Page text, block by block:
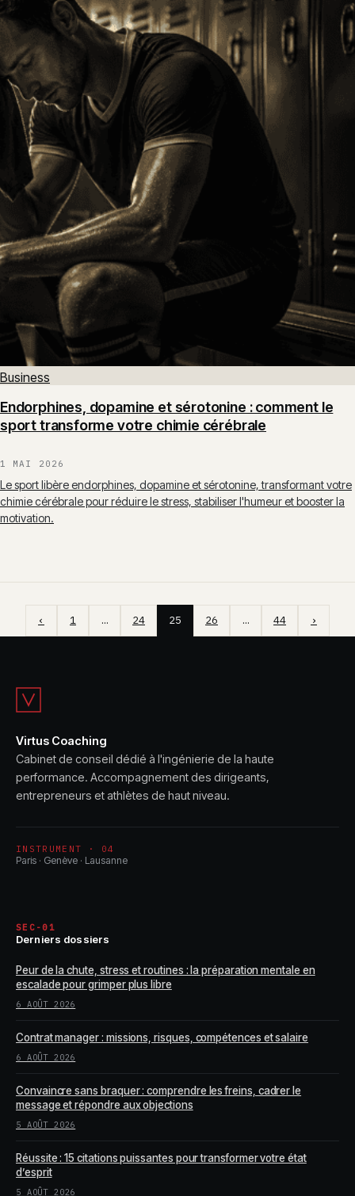
Business
Endorphines, dopamine et sérotonine : comment le
sport transforme votre chimie cérébrale
1 MAI 2026
Le sport libère endorphines, dopamine et sérotonine, transformant votre
chimie cérébrale pour réduire le stress, stabiliser l'humeur et booster la
motivation.
‹ 1 … 24 25 26 … 44 ›
Virtus Coaching
Cabinet de conseil dédié à l'ingénierie de la haute
performance. Accompagnement des dirigeants,
entrepreneurs et athlètes de haut niveau.
INSTRUMENT · 04
Paris · Genève · Lausanne
SEC-01
Derniers dossiers
Peur de la chute, stress et routines : la préparation mentale en
escalade pour grimper plus libre
6 AOÛT 2026
Contrat manager : missions, risques, compétences et salaire
6 AOÛT 2026
Convaincre sans braquer : comprendre les freins, cadrer le
message et répondre aux objections
5 AOÛT 2026
Réussite : 15 citations puissantes pour transformer votre état
d’esprit
5 AOÛT 2026